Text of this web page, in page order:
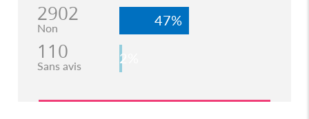
2902
Non 47%
110
Sans avis 2%